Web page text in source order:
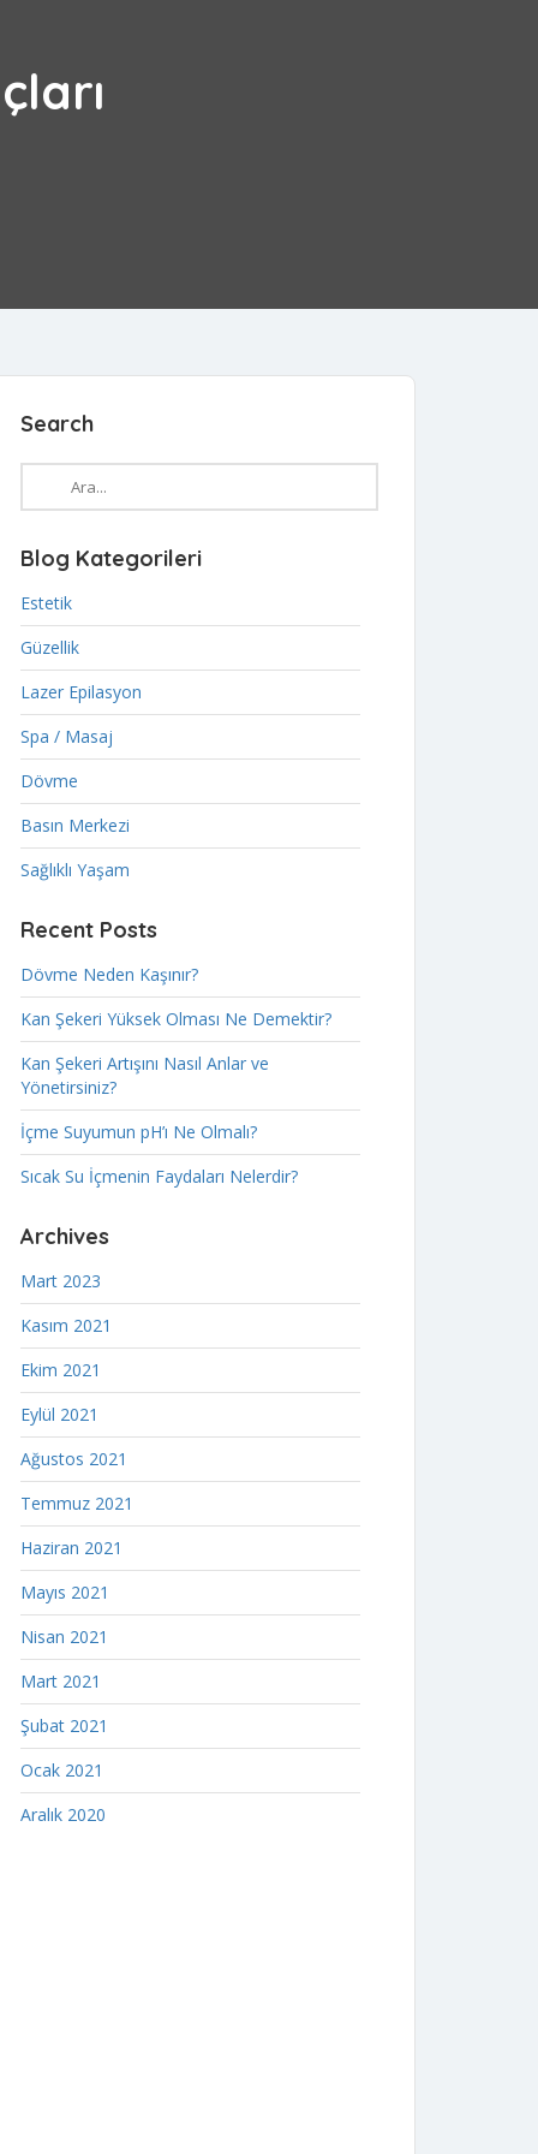
Search
Blog Kategorileri
Estetik
Güzellik
Lazer Epilasyon
Spa / Masaj
Dövme
Basın Merkezi
Sağlıklı Yaşam
Recent Posts
Dövme Neden Kaşınır?
Kan Şekeri Yüksek Olması Ne Demektir?
Kan Şekeri Artışını Nasıl Anlar ve
Yönetirsiniz?
İçme Suyumun pH’ı Ne Olmalı?
Sıcak Su İçmenin Faydaları Nelerdir?
Archives
Mart 2023
Kasım 2021
Ekim 2021
Eylül 2021
Ağustos 2021
Temmuz 2021
Haziran 2021
Mayıs 2021
Nisan 2021
Mart 2021
Şubat 2021
Ocak 2021
Aralık 2020